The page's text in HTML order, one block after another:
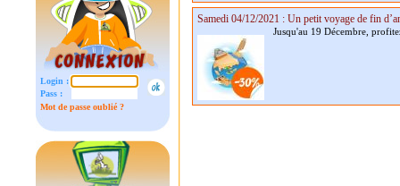
Login :
Pass :
Mot de passe oublié ?
Samedi 04/12/2021 : Un petit voyage de fin
Jusqu'au 19 Décembre,